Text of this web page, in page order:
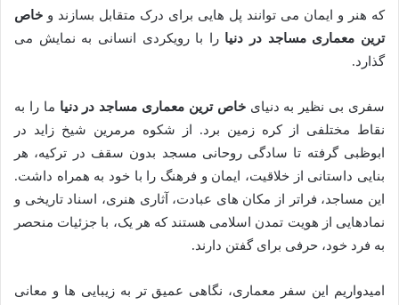
که هنر و ایمان می توانند پل هایی برای درک متقابل بسازند و خاص
ترین معماری مساجد در دنیا را با رویکردی انسانی به نمایش می
گذارد.
سفری بی نظیر به دنیایخاص ترین معماری مساجد در دنیا ما را به
نقاط مختلفی از کره زمین برد. از شکوه مرمرین شیخ زاید در
ابوظبی گرفته تا سادگی روحانی مسجد بدون سقف در ترکیه، هر
بنایی داستانی از خلاقیت، ایمان و فرهنگ را با خود به همراه داشت.
این مساجد، فراتر از مکان های عبادت، آثاری هنری، اسناد تاریخی و
نمادهایی از هویت تمدن اسلامی هستند که هر یک، با جزئیات منحصر
به فرد خود، حرفی برای گفتن دارند.
امیدواریم این سفر معماری، نگاهی عمیق تر به زیبایی ها و معانی